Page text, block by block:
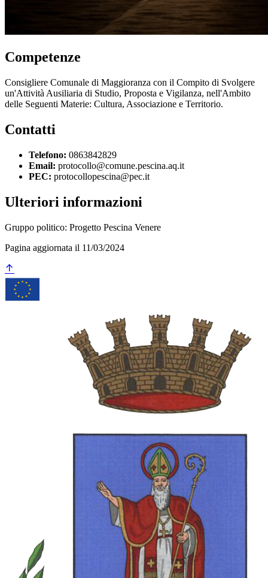
Competenze
Consigliere Comunale di Maggioranza con il Compito di Svolgere
un'Attività Ausiliaria di Studio, Proposta e Vigilanza, nell'Ambito
delle Seguenti Materie: Cultura, Associazione e Territorio.
Contatti
Telefono: 0863842829
Email: protocollo@comune.pescina.aq.it
PEC: protocollopescina@pec.it
Ulteriori informazioni
Gruppo politico: Progetto Pescina Venere
Pagina aggiornata il 11/03/2024